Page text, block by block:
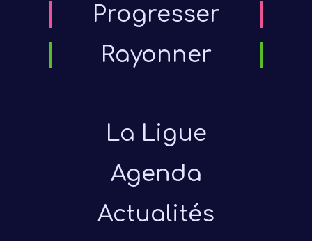
Progresser
Rayonner
La Ligue
Agenda
Actualités